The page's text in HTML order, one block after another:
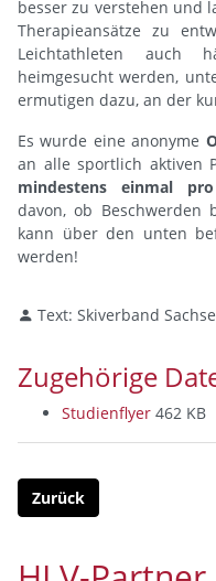
besser zu verstehen und
Therapieansätze zu
Leichtathleten auch
heimgesucht werden,
ermutigen dazu, an der
Es wurde eine anonyme
an alle sportlich aktiven
mindestens einmal
davon, ob Beschwerden
kann über den unten
werden!
Text: Skiverband
Zugehörige
Studienflyer 462 KB
Zurück